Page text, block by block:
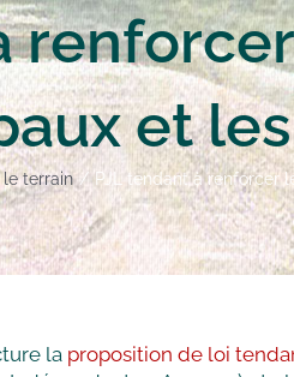
et
le terrain PJL tendant à renforcer
la proposition de loi